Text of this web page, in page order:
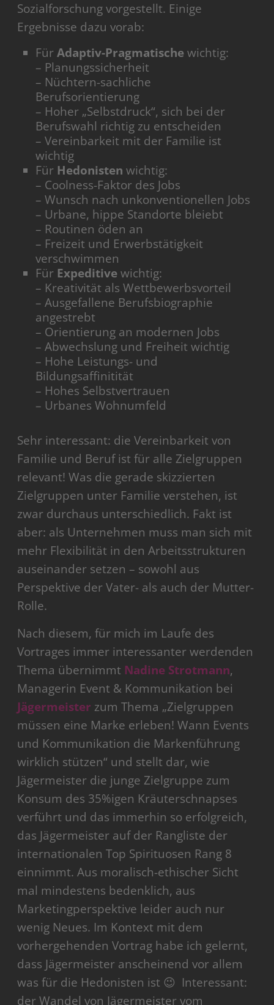
Sozialforschung vorgestellt. Einige
Ergebnisse dazu vorab:
FürAdaptiv-Pragmatischewichtig:
– Planungssicherheit
– Nüchtern-sachliche
Berufsorientierung
– Hoher „Selbstdruck“, sich bei der
Berufswahl richtig zu entscheiden
– Vereinbarkeit mit der Familie ist
wichtig
Für Hedonistenwichtig:
– Coolness-Faktor des Jobs
– Wunsch nach unkonventionellen Jobs
– Urbane, hippe Standorte bleiebt
– Routinen öden an
– Freizeit und Erwerbstätigkeit
verschwimmen
Für Expeditivewichtig:
– Kreativität als Wettbewerbsvorteil
– Ausgefallene Berufsbiographie
angestrebt
– Orientierung an modernen Jobs
– Abwechslung und Freiheit wichtig
– Hohe Leistungs- und
Bildungsaffinitität
– Hohes Selbstvertrauen
– Urbanes Wohnumfeld
Sehr interessant: die Vereinbarkeit von
Familie und Beruf ist für alle Zielgruppen
relevant! Was die gerade skizzierten
Zielgruppen unter Familie verstehen, ist
zwar durchaus unterschiedlich. Fakt ist
aber: als Unternehmen muss man sich mit
mehr Flexibilität in den Arbeitsstrukturen
auseinander setzen – sowohl aus
Perspektive der Vater- als auch der Mutter-
Rolle.
Nach diesem, für mich im Laufe des
Vortrages immer interessanter werdenden
Thema übernimmt Nadine Strotmann,
Managerin Event & Kommunikation bei
Jägermeister zum Thema „Zielgruppen
müssen eine Marke erleben! Wann Events
und Kommunikation die Markenführung
wirklich stützen“ und stellt dar, wie
Jägermeister die junge Zielgruppe zum
Konsum des 35%igen Kräuterschnapses
verführt und das immerhin so erfolgreich,
das Jägermeister auf der Rangliste der
internationalen Top Spirituosen Rang 8
einnimmt. Aus moralisch-ethischer Sicht
mal mindestens bedenklich, aus
Marketingperspektive leider auch nur
wenig Neues. Im Kontext mit dem
vorhergehenden Vortrag habe ich gelernt,
dass Jägermeister anscheinend vor allem
was für die Hedonisten ist 😉 Interessant:
der Wandel von Jägermeister vom